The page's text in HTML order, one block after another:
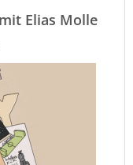
Elias Molle